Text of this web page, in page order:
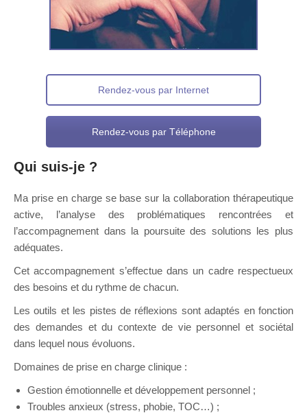
Qui suis-je ?
Ma prise en charge se base sur la collaboration thérapeutique
active, l’analyse des problématiques rencontrées et
l’accompagnement dans la poursuite des solutions les plus
adéquates.
Cet accompagnement s’effectue dans un cadre respectueux
des besoins et du rythme de chacun.
Les outils et les pistes de réflexions sont adaptés en fonction
des demandes et du contexte de vie personnel et sociétal
dans lequel nous évoluons.
Domaines de prise en charge clinique :
Gestion émotionnelle et développement personnel ;
Troubles anxieux (stress, phobie, TOC…) ;
Rendez-vous par Internet
Rendez-vous par Téléphone